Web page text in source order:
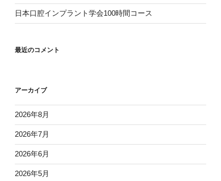
日本口腔インプラント学会100時間コース
最近のコメント
アーカイブ
2026年8月
2026年7月
2026年6月
2026年5月